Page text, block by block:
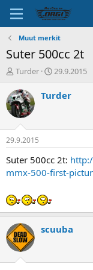
Muut merkit
Suter 500cc 2t
K
s
k
u
s
t
e
l
n
l
o
i
t
t
a
j
Turder
A
o
p
ä
i
v
29.9.2015
Turder
29.9.2015
Suter 500cc 2t:
mmx-500-first-
scuuba